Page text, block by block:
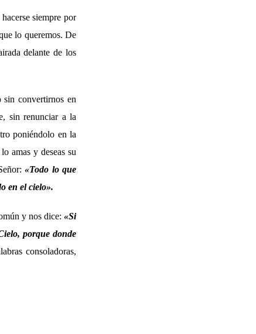
siempre por
lo queremos. De
delante de los
sin convertirnos en
sin renunciar a la
poniéndolo en la
amas y deseas su
«Todo lo que
en el cielo».
y nos dice: «Si
porque donde
consoladoras,